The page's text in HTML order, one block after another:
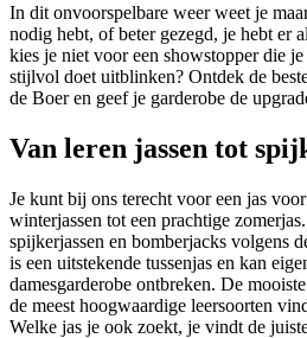
In dit onvoorspelbare weer weet je
nodig hebt, of beter gezegd, je hebt er
kies je niet voor een showstopper die
stijlvol doet uitblinken? Ontdek de
de Boer en geef je garderobe de
Van leren jassen tot
Je kunt bij ons terecht voor een jas
winterjassen tot een prachtige
spijkerjassen en bomberjacks volgens
is een uitstekende tussenjas en kan
damesgarderobe ontbreken. De
de meest hoogwaardige leersoorten
Welke jas je ook zoekt, je vindt de